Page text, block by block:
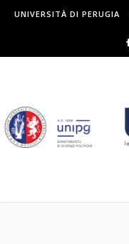
Skip to content
UNIVERSITÀ DI PERUGIA